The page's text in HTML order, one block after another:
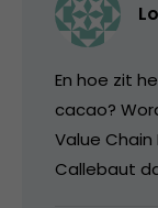
En hoe zit
cacao?
Value
Callebaut